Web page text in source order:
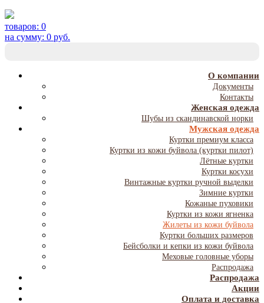
товаров: 0
на сумму: 0 руб.
О компании
Документы
Контакты
Женская одежда
Шубы из скандинавской норки
Мужская одежда
Куртки премиум класса
Куртки из кожи буйвола (куртки пилот)
Лётные куртки
Куртки косухи
Винтажные куртки ручной выделки
Зимние куртки
Кожаные пуховики
Куртки из кожи ягненка
Жилеты из кожи буйвола
Куртки больших размеров
Бейсболки и кепки из кожи буйвола
Меховые головные уборы
Распродажа
Распродажа
Акции
Оплата и доставка